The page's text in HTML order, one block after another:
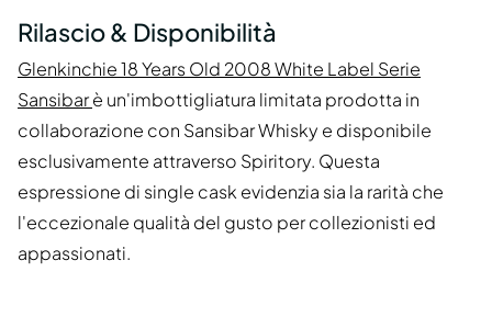
Rilascio & Disponibilità
Glenkinchie 18 Years Old 2008 White Label Serie
Sansibarè un'imbottigliatura limitata prodotta in
collaborazione con Sansibar Whisky e disponibile
esclusivamente attraverso Spiritory. Questa
espressione di single cask evidenzia sia la rarità che
l'eccezionale qualità del gusto per collezionisti ed
appassionati.